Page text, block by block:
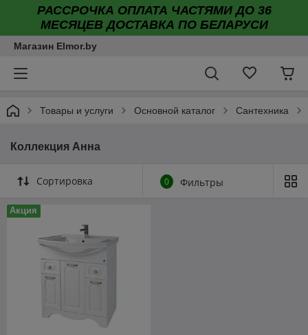
РАССРОЧКА ОПЛАТА ЧАСТЯМИ ДО 36
МЕСЯЦЕВ ДОСТАВКА ПО БЕЛАРУСИ
Магазин Elmor.by
Товары и услуги Основной каталог Сантехника
Коллекция Анна
Сортировка 0 Фильтры
Акция